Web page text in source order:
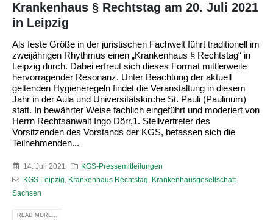
Krankenhaus § Rechtstag am 20. Juli 2021
in Leipzig
Als feste Größe in der juristischen Fachwelt führt traditionell im
zweijährigen Rhythmus einen „Krankenhaus § Rechtstag“ in
Leipzig durch. Dabei erfreut sich dieses Format mittlerweile
hervorragender Resonanz. Unter Beachtung der aktuell
geltenden Hygieneregeln findet die Veranstaltung in diesem
Jahr in der Aula und Universitätskirche St. Pauli (Paulinum)
statt. In bewährter Weise fachlich eingeführt und moderiert von
Herrn Rechtsanwalt Ingo Dörr,1. Stellvertreter des
Vorsitzenden des Vorstands der KGS, befassen sich die
Teilnehmenden...
14. Juli 2021
KGS-Pressemitteilungen
KGS Leipzig
Krankenhaus Rechtstag
Krankenhausgesellschaft
Sachsen
READ MORE...